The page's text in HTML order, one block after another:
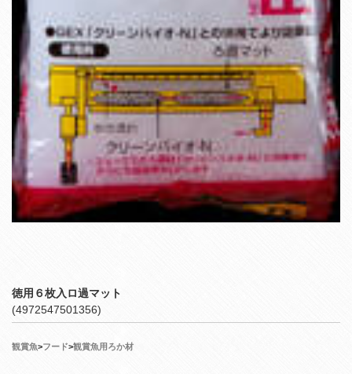
徳用６枚入ロ過マット
(4972547501356)
観賞魚>フード>観賞魚用ろか材